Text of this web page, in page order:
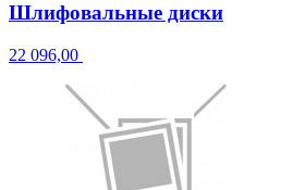
Шлифовальные диски
22 096,00